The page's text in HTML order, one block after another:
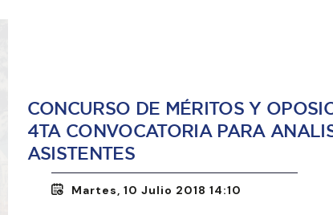
CONCURSO DE MÉRITOS Y
4TA CONVOCATORIA PARA
ASISTENTES
Martes, 10 Julio 2018 14:10